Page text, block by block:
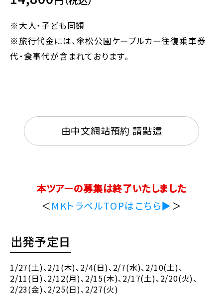
※大人・子ども同額
※旅行代金には、傘松公園ケーブルカー往復乗車券
代・食事代が含まれております。
由中文網站預約 請點這
本ツアーの募集は終了いたしました
＜MKトラベルTOPはこちら▶＞
出発予定日
1/27(土)、2/1(木)、2/4(日)、2/7(水)、2/10(土)、
2/11(日)、2/12(月)、2/15(木)、2/17(土)、2/20(火)、
2/23(金)、2/25(日)、2/27(火)